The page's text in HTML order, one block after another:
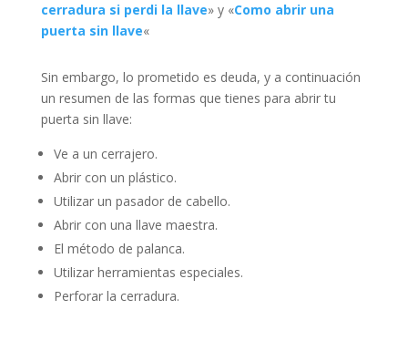
cerradura si perdi la llave» y «Como abrir una
puerta sin llave«
Sin embargo, lo prometido es deuda, y a continuación
un resumen de las formas que tienes para abrir tu
puerta sin llave:
Ve a un cerrajero.
Abrir con un plástico.
Utilizar un pasador de cabello.
Abrir con una llave maestra.
El método de palanca.
Utilizar herramientas especiales.
Perforar la cerradura.